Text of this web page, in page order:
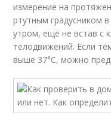
измерение на
ртутным градусником
утром, ещё не встав с
телодвижений. Если
выше 37°С, можно